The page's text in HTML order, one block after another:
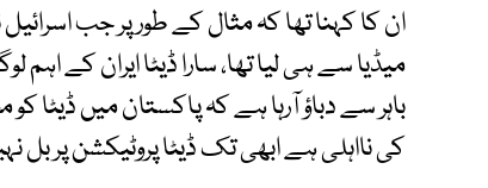
ان کا کہنا تھا کہ مثال کے طور پر جب اسرائیل
میڈیا سے ہی لیا تھا، سارا ڈیٹا ایران کے اہم
باہر سے دباؤ آرہا ہے کہ پاکستان میں ڈیٹا
کی نااہلی ہے ابھی تک ڈیٹا پروٹیکشن پر بل